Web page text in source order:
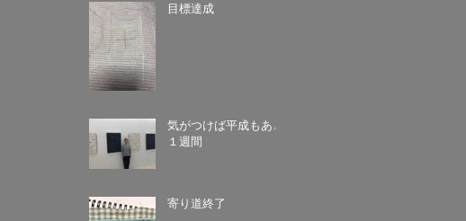
目標達成
気がつけば平成もあと
１週間
寄り道終了